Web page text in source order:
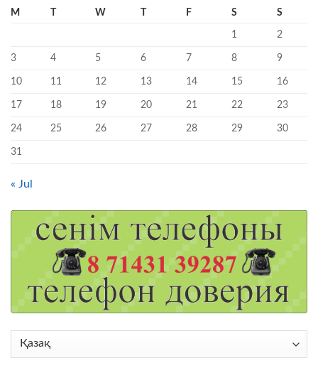
M T W T F S S
1 2
3 4 5 6 7 8 9
10 11 12 13 14 15 16
17 18 19 20 21 22 23
24 25 26 27 28 29 30
31
« Jul
Choose